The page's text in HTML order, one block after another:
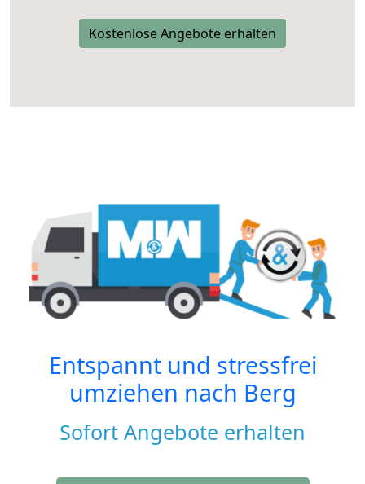
Kostenlose Angebote erhalten
Entspannt und stressfrei
umziehen nach Berg
Sofort Angebote erhalten